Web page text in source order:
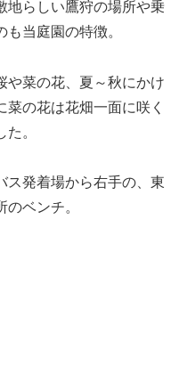
地らしい鷹狩の場所や乗
当庭園の特徴。
や菜の花、夏～秋にかけ
の花は花畑一面に咲く
。
ス発着場から右手の、東
ベンチ。